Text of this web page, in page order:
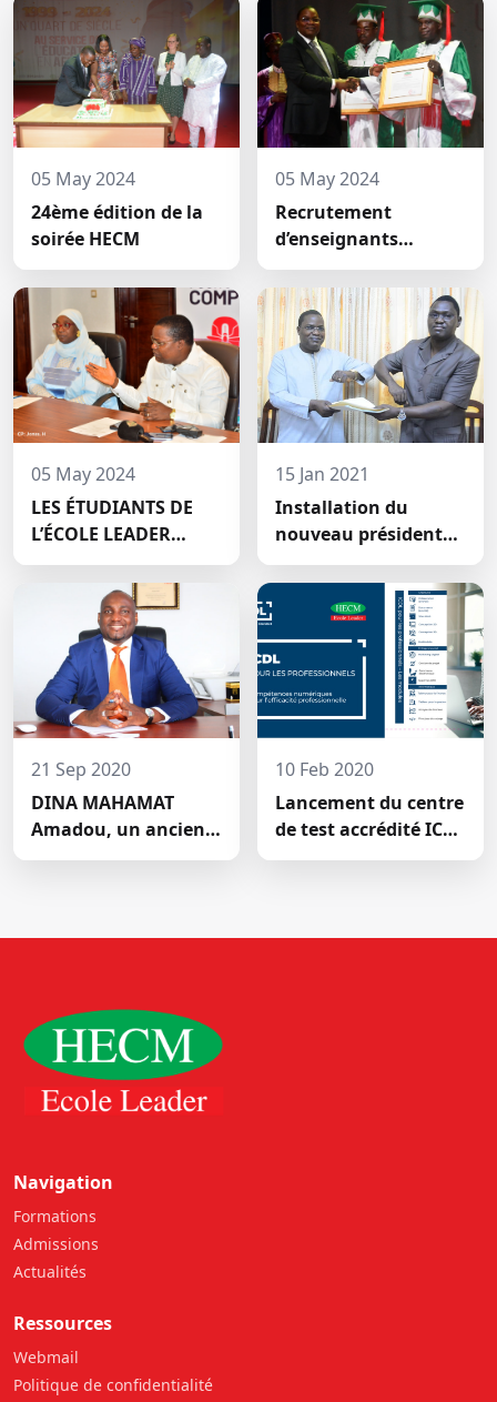
05 May 2024
24ème édition de la
soirée HECM
05 May 2024
Recrutement
d’enseignants
permanents à HECM :
deux nouveaux
jeunes docteurs ont
prêté́ serment
05 May 2024
LES ÉTUDIANTS DE
L’ÉCOLE LEADER
MOBILISENT UNE
SOMME DE 2.047.500
FCFA POUR LE FONDS
ZÉRO
PALU:DISCOURS DE
M. Halil BAKARY,
REPRESENTANT DES
ETUDIANTS DE HECM
15 Jan 2021
Installation du
nouveau président
du conseil
scientifique de HECM
21 Sep 2020
DINA MAHAMAT
Amadou, un ancien
étudiant de l'Ecole
société de téléphonie
10 Feb 2020
Lancement du centre
de test accrédité ICDL
de la Haute École de
Navigation
Formations
Admissions
Actualités
Ressources
Webmail
Politique de confidentialité